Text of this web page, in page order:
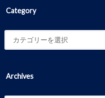
Category
Archives